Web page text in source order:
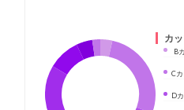
カ
B
C
D